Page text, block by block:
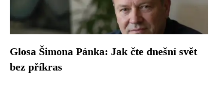
Glosa Šimona Pánka: Jak čte dnešní svět
bez příkras